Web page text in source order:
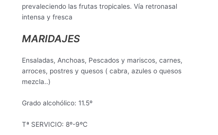
prevaleciendo las frutas tropicales. Vía retronasal
intensa y fresca
MARIDAJES
Ensaladas, Anchoas, Pescados y mariscos, carnes,
arroces, postres y quesos ( cabra, azules o quesos
mezcla..)
Grado alcohólico: 11.5º
Tª SERVICIO: 8º-9ºC